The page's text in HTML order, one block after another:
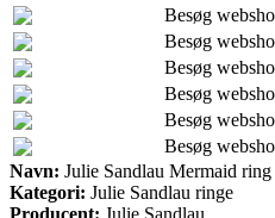
Besøg
Besøg
Besøg
Besøg
Besøg
Besøg
Navn: Julie Sandlau Mermaid
Kategori: Julie Sandlau ringe
Producent: Julie Sandlau